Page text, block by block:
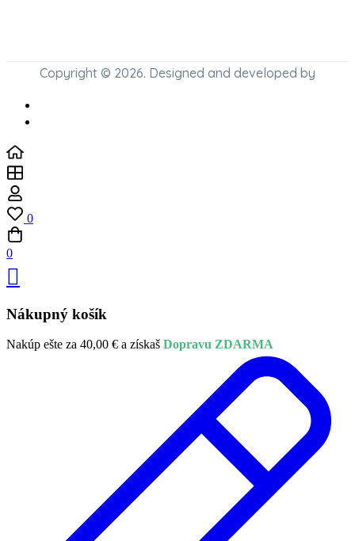
Copyright © 2026. Designed and developed by
0
0
Nákupný košík
Nakúp ešte za 40,00 € a získaš Dopravu ZDARMA